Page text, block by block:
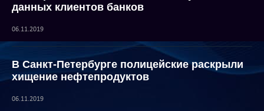
данных клиентов банков
06.11.2019
В Санкт-Петербурге полицейские раскрыли
хищение нефтепродуктов
06.11.2019